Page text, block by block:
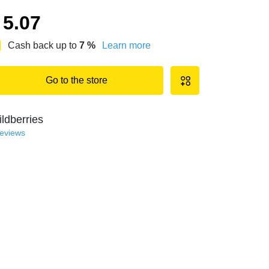
5.07
Cash back up to 7 % Learn more
Go to the store